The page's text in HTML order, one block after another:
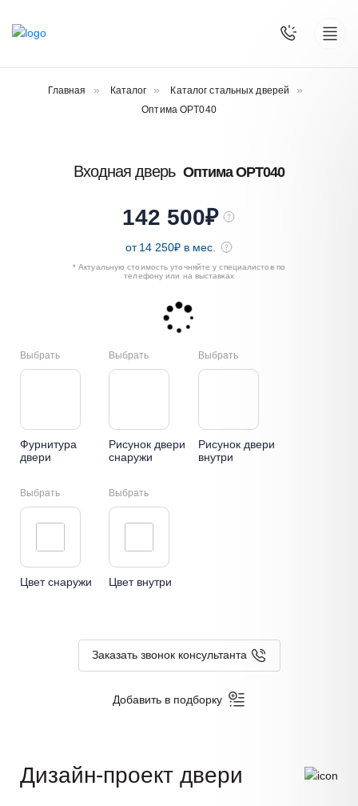
Главная Каталог
Каталог стальных дверей
Оптима OPT040
Входная дверь Оптима OPT040
142 500₽
от 14 250₽ в мес.
* Актуальную стоимость уточняйте у специалистов по
телефону или на выставках
Выбрать
Фурнитура
двери
Выбрать
Рисунок двери
снаружи
Выбрать
Рисунок двери
внутри
Выбрать
Цвет снаружи
Выбрать
Цвет внутри
Заказать звонок консультанта
Дизайн-проект двери